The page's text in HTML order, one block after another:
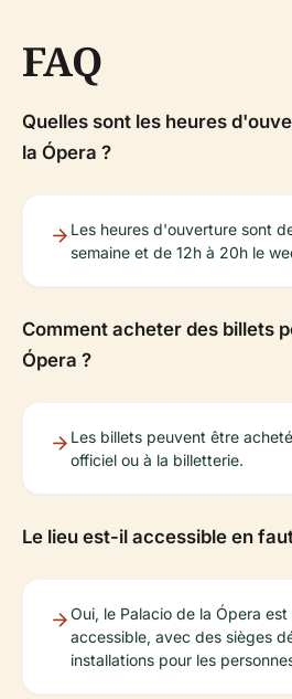
FAQ
Quelles sont les heures
la Ópera ?
Les heures d'ouverture sont
semaine et de 12h à 20h le
Comment acheter des billets
Ópera ?
Les billets peuvent être
officiel ou à la billetterie.
Le lieu est-il accessible en
Oui, le Palacio de la Ópera
accessible, avec des sièges
installations pour les